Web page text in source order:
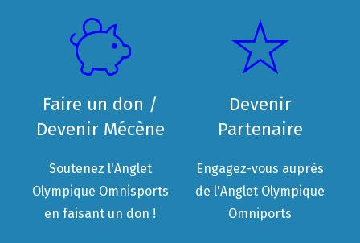
Faire un don /
Devenir Mécène
Soutenez l'Anglet
Olympique Omnisports
en faisant un don !
Devenir
Partenaire
Engagez-vous auprès
de l'Anglet Olympique
Omniports